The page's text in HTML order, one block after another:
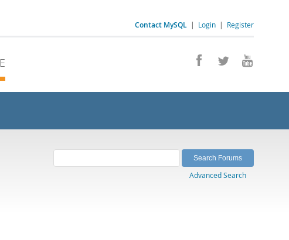
Contact MySQL | Login | Register
Advanced Search